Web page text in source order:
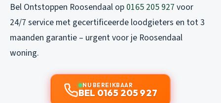
Bel Ontstoppen Roosendaal op 0165 205 927 voor
24/7 service met gecertificeerde loodgieters en tot 3
maanden garantie – urgent voor je Roosendaal
woning.
NU BEREIKBAAR
BEL 0165 205 927